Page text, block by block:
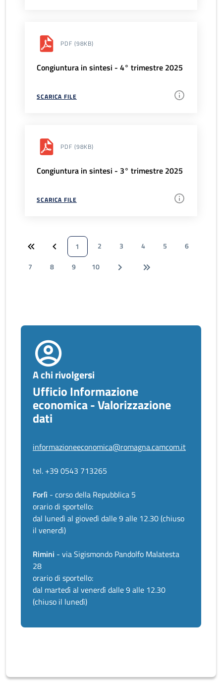
PDF (98KB)
Congiuntura in sintesi - 4° trimestre 2025
SCARICA FILE
PDF (98KB)
Congiuntura in sintesi - 3° trimestre 2025
SCARICA FILE
1 2 3 4 5
6
7
8 9 10
A chi rivolgersi
Ufficio Informazione
economica - Valorizzazione
dati
informazioneeconomica@romagna.camcom.it
tel. +39 0543 713265
Forlì - corso della Repubblica 5
orario di sportello:
dal lunedì al giovedì dalle 9 alle 12.30 (chiuso
il venerdì)
Rimini - via Sigismondo Pandolfo Malatesta
28
orario di sportello:
dal martedì al venerdì dalle 9 alle 12.30
(chiuso il lunedì)